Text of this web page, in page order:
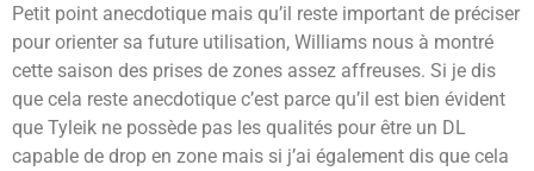
Petit point anecdotique mais qu’il reste important de préciser
pour orienter sa future utilisation, Williams nous à montré
cette saison des prises de zones assez affreuses. Si je dis
que cela reste anecdotique c’est parce qu’il est bien évident
que Tyleik ne possède pas les qualités pour être un DL
capable de drop en zone mais si j’ai également dis que cela